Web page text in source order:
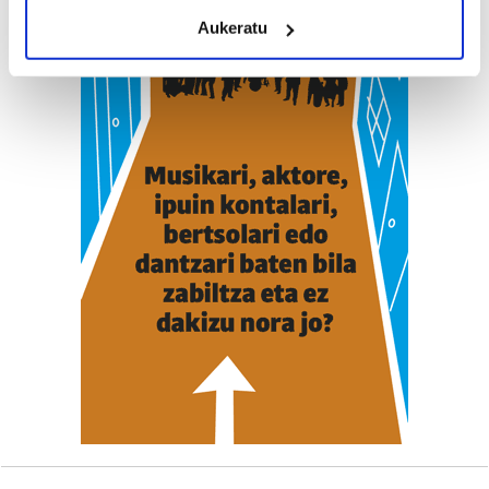
Identify your device by actively scanning it for
specific characteristics (fingerprinting)
Find out more about how your personal data is processed
and set your preferences in the
details section.
Guk eta gure bazkideek zure datu pertsonalak
prozesatzen ditugu, zure IP zenbakia, besteak beste,
teknologia erabiliz, cookieak adibidez, iragarki eta eduki
pertsonalizatuak eskaintzeko, iragarkiak eta edukia
neurtzeko, jendeari buruzko informazioa biltzeko eta
produktuak garatzeko. Zure datuak nork eta zertarako
erabiltzen dituen hauta dezakezu.
Bazkide batzuek ez dizute baimenik eskatzen, eta beren
interes komertzial legitimoetan babesten dira. Ikusi gure
bazkideen zerrenda, beren ustez zein helburutarako
Aukeratu